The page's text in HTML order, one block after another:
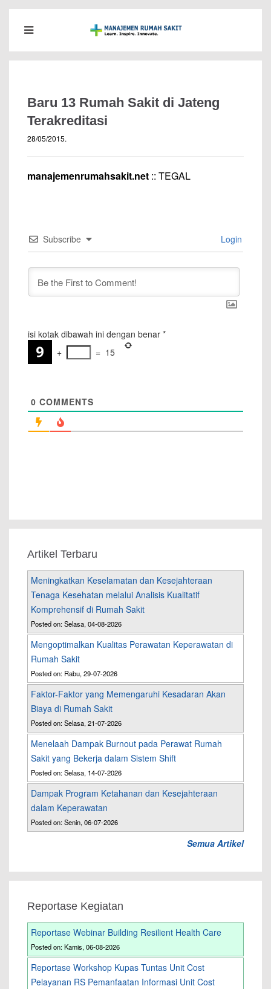
Baru 13 Rumah Sakit di Jateng
Terakreditasi
28/05/2015.
manajemenrumahsakit.net :: TEGAL
Subscribe Login
isi kotak dibawah ini dengan benar *
+
= 15
0 COMMENTS
Artikel Terbaru
Meningkatkan Keselamatan dan Kesejahteraan
Tenaga Kesehatan melalui Analisis Kualitatif
Komprehensif di Rumah Sakit
Posted on: Selasa, 04-08-2026
Mengoptimalkan Kualitas Perawatan Keperawatan di
Rumah Sakit
Posted on: Rabu, 29-07-2026
Faktor-Faktor yang Memengaruhi Kesadaran Akan
Biaya di Rumah Sakit
Posted on: Selasa, 21-07-2026
Menelaah Dampak Burnout pada Perawat Rumah
Sakit yang Bekerja dalam Sistem Shift
Posted on: Selasa, 14-07-2026
Dampak Program Ketahanan dan Kesejahteraan
dalam Keperawatan
Posted on: Senin, 06-07-2026
Semua Artikel
Reportase Kegiatan
Reportase Webinar Building Resilient Health Care
Posted on: Kamis, 06-08-2026
Reportase Workshop Kupas Tuntas Unit Cost
Pelayanan RS Pemanfaatan Informasi Unit Cost